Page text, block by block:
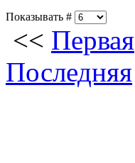
Показывать #
<< Первая
Последняя